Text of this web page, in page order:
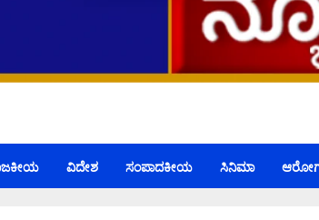
ವಿದೇಶ ಸಂಪಾದಕೀಯ ಸಿನಿಮಾ